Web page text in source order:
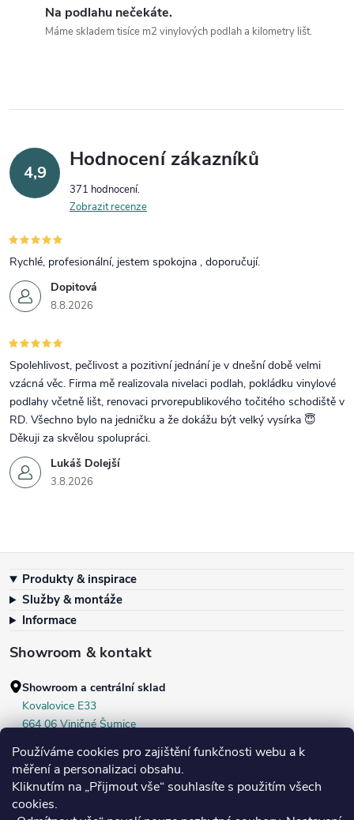
Používáme cookies pro zajištění funkčnosti webu a k
měření a personalizaci obsahu.
Kliknutím na „Přijmout vše“ souhlasíte s použitím všech
cookies.
Na podlahu nečekáte.
Máme skladem tisíce m2 vinylových podlah a kilometry lišt.
4,9
Hodnocení zákazníků
371 hodnocení
Zobrazit recenze
Dopitová
8.8.2026
Rychlé, profesionální, jestem spokojna , doporučují.
Lukáš Dolejší
3.8.2026
Spolehlivost, pečlivost a pozitivní jednání je v dnešní době velmi
vzácná věc. Firma mě realizovala nivelaci podlah, pokládku vinylové
podlahy včetně lišt, renovaci prvorepublikového točitého schodiště v
RD. Všechno bylo na jedničku a že dokážu být velký vysírka 😇
Děkuji za skvělou spolupráci.
Produkty & inspirace
Služby & montáže
Informace
Showroom & kontakt
Showroom a centrální sklad
Kovalovice E33
664 06 Viničné Šumice
+420 604 536 499
Po–Pá:7:30–16:00
Středa: